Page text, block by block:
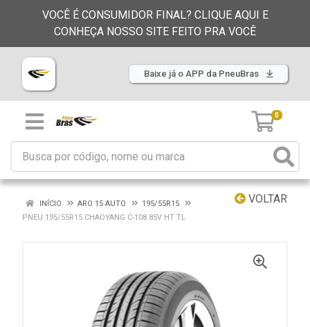
VOCÊ É CONSUMIDOR FINAL? CLIQUE AQUI E
CONHEÇA NOSSO SITE FEITO PRA VOCÊ
Baixe já o APP da PneuBras
0
VOLTAR
INÍCIO ARO 15 AUTO
195/55R15
PNEU 195/55R15 CHAOYANG C-108 85V HT TL